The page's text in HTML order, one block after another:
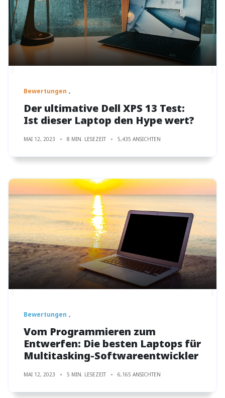
Bewertungen
Der ultimative Dell XPS 13 Test:
Ist dieser Laptop den Hype wert?
MAI 12, 2023 8 MIN. LESEZEIT 5,435 ANSICHTEN
Bewertungen
Vom Programmieren zum
Entwerfen: Die besten Laptops für
Multitasking-Softwareentwickler
MAI 12, 2023 5 MIN. LESEZEIT 6,165 ANSICHTEN